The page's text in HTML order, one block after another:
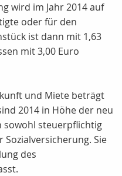
wird im Jahr 2014 auf
oder für den
ist dann mit 1,63
mit 3,00 Euro
und Miete beträgt
2014 in Höhe der neu
sowohl steuerpflichtig
Sie
des